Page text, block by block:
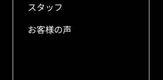
スタッフ
お客様の声